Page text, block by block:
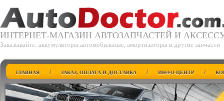
ИНТЕРНЕТ-МАГАЗИН АВТОЗАПЧАСТЕЙ И
Заказывайте: аккумуляторы автомобильные, амортизаторы и другие запчасти
ГЛАВНАЯ / ЗАКАЗ, ОПЛАТА И ДОСТАВКА / ИНФО-ЦЕНТР /